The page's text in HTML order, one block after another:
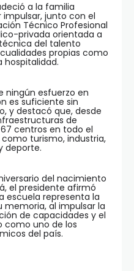
a la familia
impulsar, junto con el
Técnico Profesional
privada orientada a
del talento
propias como
hospitalidad.
ningún esfuerzo en
es suficiente sin
y destacó que, desde
de
centros en todo el
turismo, industria,
deporte.
del nacimiento
el presidente afirmó
escuela representa la
al impulsar la
de capacidades y el
uno de los
del país.